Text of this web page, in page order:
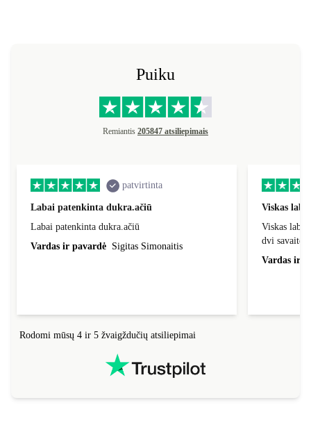
Puiku
Remiantis 205847 atsiliepimais
patvirtinta
Labai patenkinta dukra.ačiū
Labai patenkinta dukra.ačiū
Vardas ir pavardė Sigitas Simonaitis
Viskas
Viskas
dvi
Vardas ir
Rodomi mūsų 4 ir 5 žvaigždučių atsiliepimai